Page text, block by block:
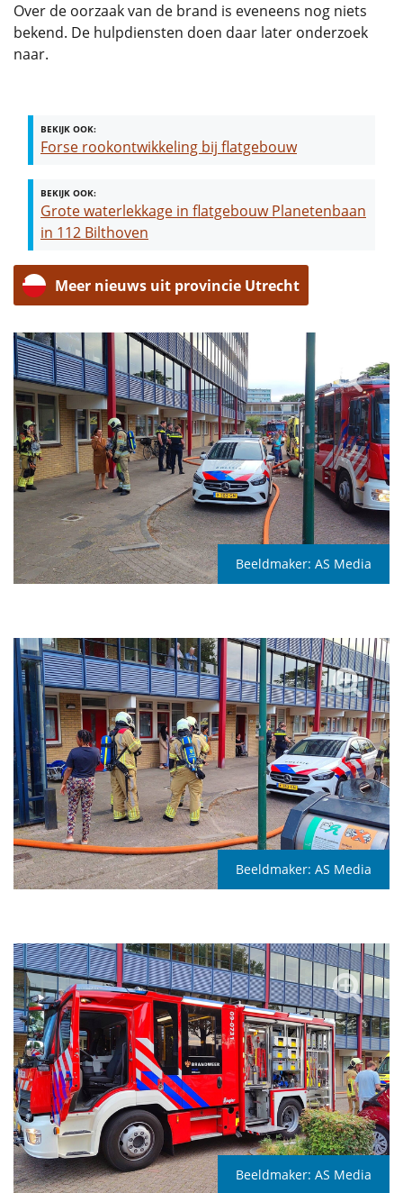
Over de oorzaak van de brand is eveneens nog niets
bekend. De hulpdiensten doen daar later onderzoek
naar.
BEKIJK OOK:
Forse rookontwikkeling bij flatgebouw
BEKIJK OOK:
Grote waterlekkage in flatgebouw Planetenbaan
in 112 Bilthoven
Meer nieuws uit provincie Utrecht
Beeldmaker: AS Media
Beeldmaker: AS Media
Beeldmaker: AS Media